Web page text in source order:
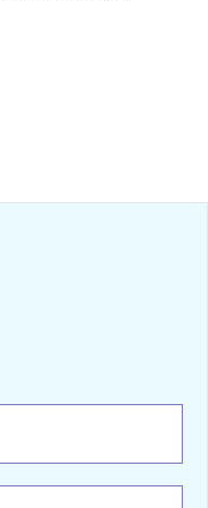
Slovenska a...